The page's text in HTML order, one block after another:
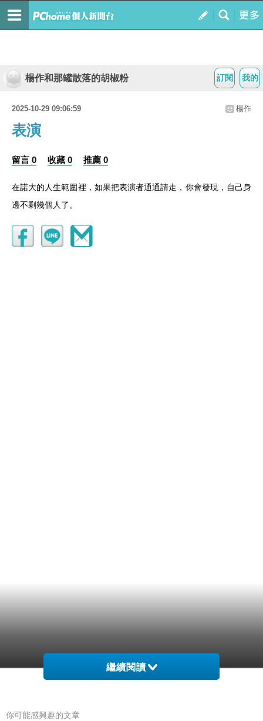
我的
訂閱
楊作和那罐散落的胡椒粉
2025-10-29 09:06:59 楊作
表演
留言 0 收藏 0 推薦 0
在諾大的人生範圍裡，如果把表演者通通請走，你會發現，自己身
邊不剩幾個人了。
繼續閱讀
你可能感興趣的文章